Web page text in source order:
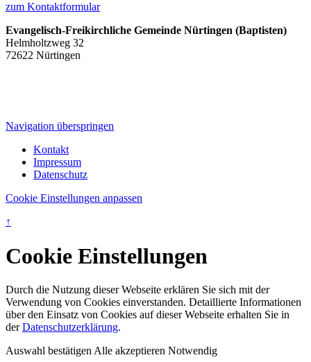
zum Kontaktformular
Evangelisch-Freikirchliche Gemeinde Nürtingen (Baptisten)
Helmholtzweg 32
72622 Nürtingen
Navigation überspringen
Kontakt
Impressum
Datenschutz
Cookie Einstellungen anpassen
↑
Cookie Einstellungen
Durch die Nutzung dieser Webseite erklären Sie sich mit der
Verwendung von Cookies einverstanden. Detaillierte Informationen
über den Einsatz von Cookies auf dieser Webseite erhalten Sie in
derDatenschutzerklärung.
Auswahl bestätigen Alle akzeptieren Notwendig